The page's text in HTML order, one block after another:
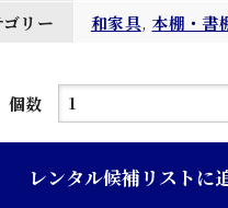
リー
和家具, 本棚・書
個数
茶
塗
レンタル候補リストに